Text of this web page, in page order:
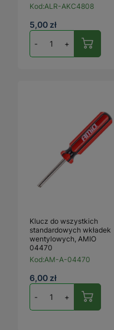
Kod:ALR-AKC4808
5,00 zł
- +
Klucz do wszystkich
standardowych wkładek
wentylowych, AMIO
04470
Kod:AM-A-04470
6,00 zł
- +